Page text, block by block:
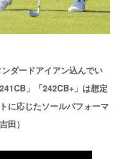
ダードアイアン込んでい
」「242CB+」は想定
に応じたソールパフォーマ
田）